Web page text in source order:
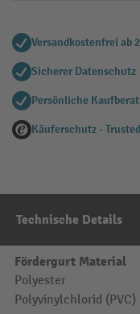
Versandkostenfrei ab
Sicherer Datenschutz
Persönliche
Käuferschutz -
Technische Details
Fördergurt Material
Polyester
Polyvinylchlorid (PVC)